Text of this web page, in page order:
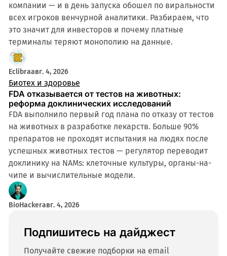
компании — и в день запуска обошел по виральности
всех игроков венчурной аналитики. Разбираем, что
это значит для инвесторов и почему платные
терминалы теряют монополию на данные.
Eclibraавг. 4, 2026
Биотех и здоровье
FDA отказывается от тестов на животных:
реформа доклинических исследований
FDA выполнило первый год плана по отказу от тестов
на животных в разработке лекарств. Больше 90%
препаратов не проходят испытания на людях после
успешных животных тестов — регулятор переводит
доклинику на NAMs: клеточные культуры, органы-на-
чипе и вычислительные модели.
BioHackerавг. 4, 2026
Подпишитесь на дайджест
Получайте свежие подборки на email